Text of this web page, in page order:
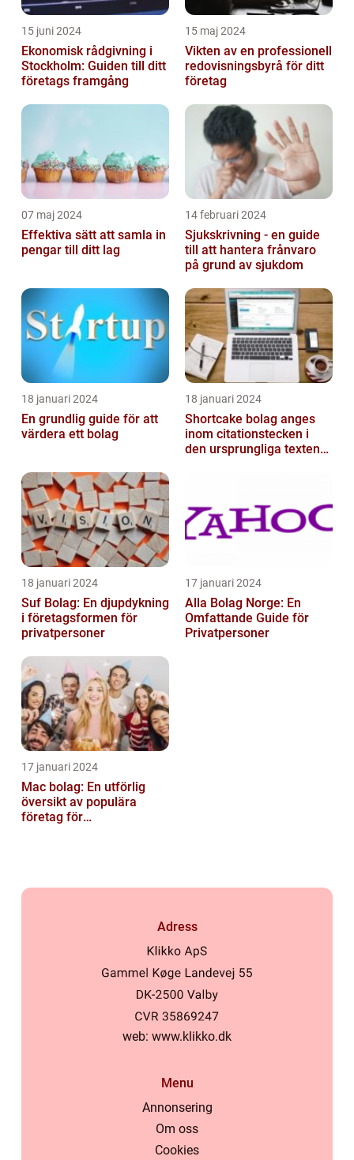
15 juni 2024
Ekonomisk rådgivning i
Stockholm: Guiden till ditt
företags framgång
15 maj 2024
Vikten av en professionell
redovisningsbyrå för ditt
företag
07 maj 2024
Effektiva sätt att samla in
pengar till ditt lag
14 februari 2024
Sjukskrivning - en guide
till att hantera frånvaro
på grund av sjukdom
18 januari 2024
En grundlig guide för att
värdera ett bolag
18 januari 2024
Shortcake bolag anges
inom citationstecken i
den ursprungliga texten
18 januari 2024
Suf Bolag: En djupdykning
i företagsformen för
privatpersoner
17 januari 2024
Alla Bolag Norge: En
Omfattande Guide för
Privatpersoner
17 januari 2024
Mac bolag: En utförlig
översikt av populära
företag för
Adress
web: www.klikko.dk
Menu
Annonsering
Om oss
Cookies